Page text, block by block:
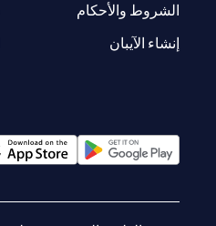
الشروط والأحكام
إنشاء الآيبان